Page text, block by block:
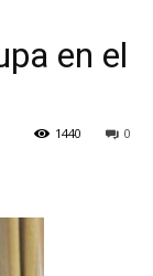
en el
0
1440